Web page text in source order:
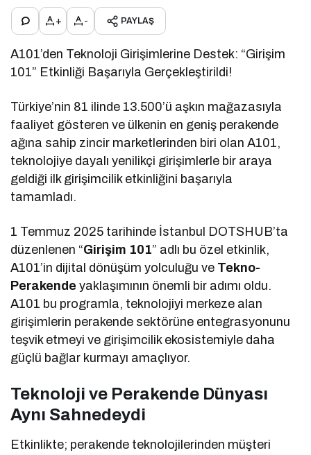
+ - PAYLAŞ
A101’den Teknoloji Girişimlerine Destek: “Girişim
101” Etkinliği Başarıyla Gerçekleştirildi!
Türkiye’nin 81 ilinde 13.500’ü aşkın mağazasıyla
faaliyet gösteren ve ülkenin en geniş perakende
ağına sahip zincir marketlerinden biri olan A101,
teknolojiye dayalı yenilikçi girişimlerle bir araya
geldiği ilk girişimcilik etkinliğini başarıyla
tamamladı.
1 Temmuz 2025 tarihinde İstanbul DOTSHUB’ta
düzenlenen “Girişim 101” adlı bu özel etkinlik,
A101’in dijital dönüşüm yolculuğu ve Tekno-
Perakende yaklaşımının önemli bir adımı oldu.
A101 bu programla, teknolojiyi merkeze alan
girişimlerin perakende sektörüne entegrasyonunu
teşvik etmeyi ve girişimcilik ekosistemiyle daha
güçlü bağlar kurmayı amaçlıyor.
Teknoloji ve Perakende Dünyası
Aynı Sahnedeydi
Etkinlikte; perakende teknolojilerinden müşteri